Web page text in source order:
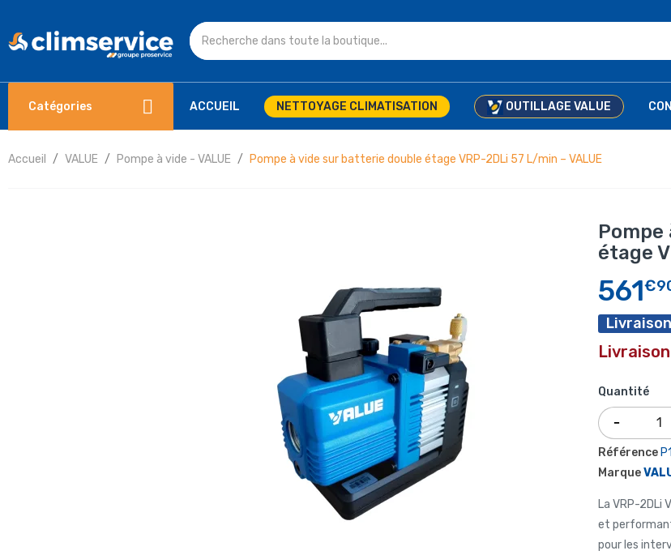
Catégories ACCUEIL NETTOYAGE CLIMATISATION OUTILLAGE VALUE
Accueil VALUE Pompe à vide - VALUE Pompe à vide sur batterie double étage VRP-2DLi 57 L/min – VALUE
étage
561
Quantité
Référence
Marque
La VRP-2DLi
et
pour les